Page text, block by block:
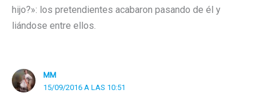
hijo?»: los pretendientes acabaron pasando de él y
liándose entre ellos.
MM
15/09/2016 A LAS 10:51